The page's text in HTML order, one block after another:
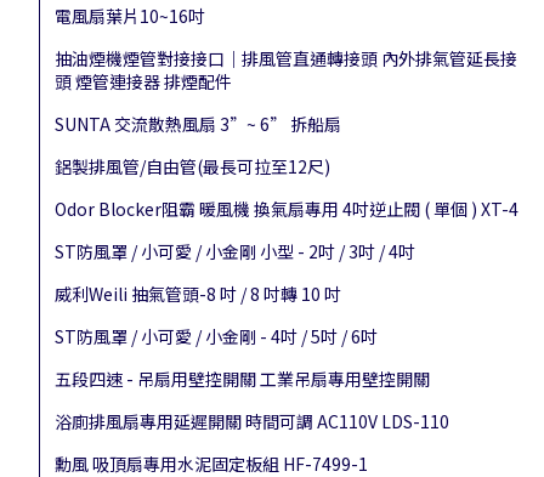
電風扇葉片10~16吋
抽油煙機煙管對接接口｜排風管直通轉接頭 內外排氣管延長接
頭 煙管連接器 排煙配件
SUNTA 交流散熱風扇 3”~ 6” 拆船扇
鋁製排風管/自由管(最長可拉至12尺)
Odor Blocker阻霸 暖風機 換氣扇專用 4吋逆止閥 ( 單個 ) XT-4
ST防風罩 / 小可愛 / 小金剛 小型 - 2吋 / 3吋 / 4吋
威利Weili 抽氣管頭-8 吋 / 8 吋轉 10 吋
ST防風罩 / 小可愛 / 小金剛 - 4吋 / 5吋 / 6吋
五段四速 - 吊扇用壁控開關 工業吊扇專用壁控開關
浴廁排風扇專用延遲開關 時間可調 AC110V LDS-110
勳風 吸頂扇專用水泥固定板組 HF-7499-1